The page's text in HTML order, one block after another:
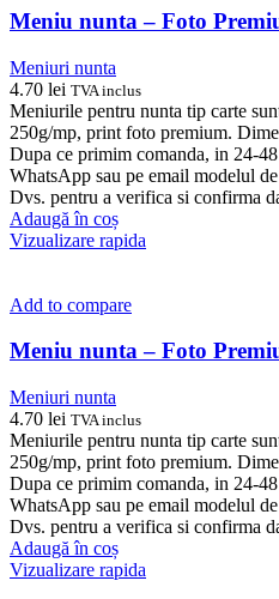
Meniu nunta – Foto
Meniuri nunta
4.70 lei TVA inclus
Meniurile pentru nunta tip carte
250g/mp, print foto premium.
Dupa ce primim comanda, in 24-
WhatsApp sau pe email modelul
Dvs. pentru a verifica si confirma
Adaugă în coș
Vizualizare rapida
Add to compare
Meniu nunta – Foto
Meniuri nunta
4.70 lei TVA inclus
Meniurile pentru nunta tip carte
250g/mp, print foto premium.
Dupa ce primim comanda, in 24-
WhatsApp sau pe email modelul
Dvs. pentru a verifica si confirma
Adaugă în coș
Vizualizare rapida